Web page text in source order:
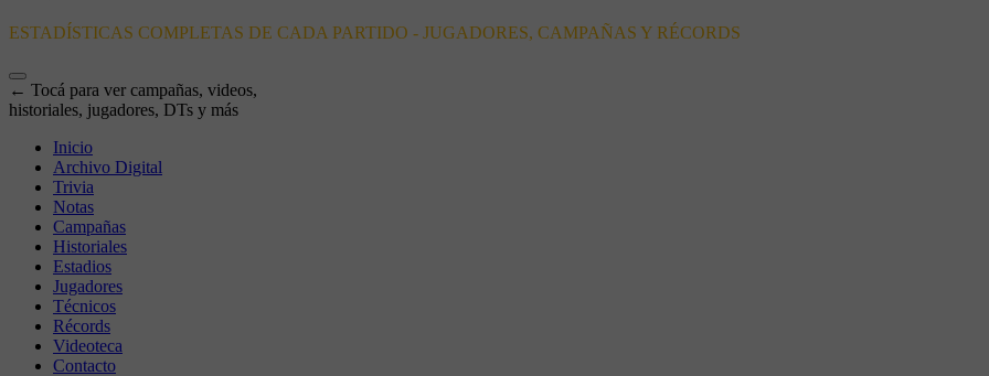
ESTADÍSTICAS COMPLETAS DE CADA PARTIDO - JUGADORES, CAMPAÑAS Y RÉCORDS
← Tocá para ver campañas, videos,
historiales, jugadores, DTs y más
Inicio
Archivo Digital
Trivia
Notas
Campañas
Historiales
Estadios
Jugadores
Técnicos
Récords
Videoteca
Contacto